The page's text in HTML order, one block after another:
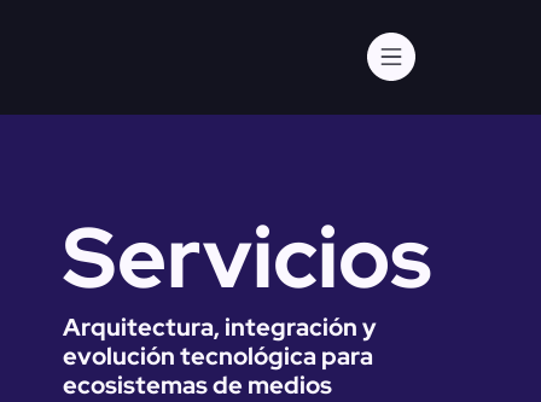
Servicios
Arquitectura, integración y
evolución tecnológica para
ecosistemas de medios